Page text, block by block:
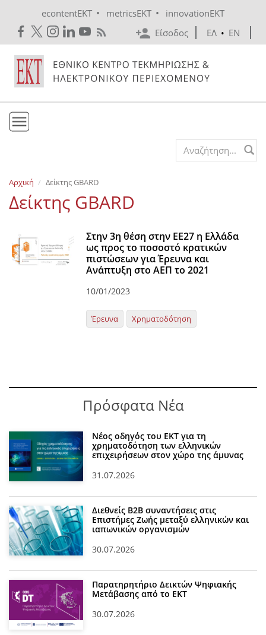
econtentEKT • metricsEKT •
innovationEKT
Είσοδος
ΕΛ • EN
Εκδόσεις
Ενημέρωση
Search form
Αρχική Δείκτης GBARD
Δείκτης GBARD
Στην 3η θέση στην ΕΕ27 η Ελλάδα
ως προς το ποσοστό κρατικών
πιστώσεων για Έρευνα και
Ανάπτυξη στο ΑΕΠ το 2021
10/01/2023
Έρευνα Χρηματοδότηση
Πρόσφατα Νέα
Νέος οδηγός του ΕΚΤ για τη
χρηματοδότηση των ελληνικών
επιχειρήσεων στον χώρο της άμυνας
31.07.2026
Διεθνείς Β2Β συναντήσεις στις
Επιστήμες Ζωής μεταξύ ελληνικών και
ιαπωνικών οργανισμών
30.07.2026
Παρατηρητήριο Δεικτών Ψηφιακής
Μετάβασης από το ΕΚΤ
30.07.2026